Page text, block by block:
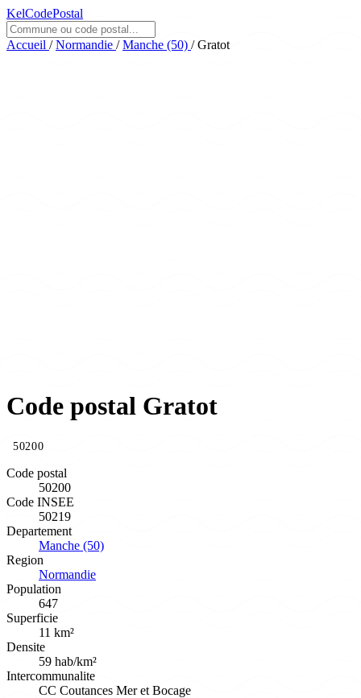
KelCodePostal
Accueil / Normandie / Manche (50) / Gratot
Code postal Gratot
50200
Code postal
50200
Code INSEE
50219
Departement
Manche (50)
Region
Normandie
Population
647
Superficie
11 km²
Densite
59 hab/km²
Intercommunalite
CC Coutances Mer et Bocage